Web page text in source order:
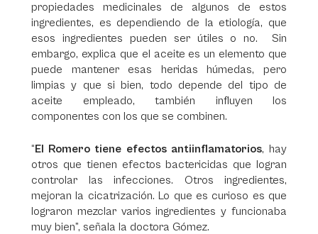
propiedades medicinales de algunos de estos
ingredientes, es dependiendo de la etiología, que
esos ingredientes pueden ser útiles o no. Sin
embargo, explica que el aceite es un elemento que
puede mantener esas heridas húmedas, pero
limpias y que si bien, todo depende del tipo de
aceite empleado, también influyen los
componentes con los que se combinen.
“El Romero tiene efectos antiinflamatorios, hay
otros que tienen efectos bactericidas que logran
controlar las infecciones. Otros ingredientes,
mejoran la cicatrización. Lo que es curioso es que
lograron mezclar varios ingredientes y funcionaba
muy bien”, señala la doctora Gómez.